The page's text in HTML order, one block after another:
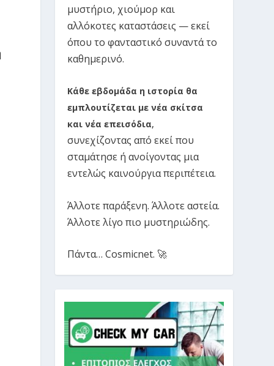
μυστήριο, χιούμορ και
αλλόκοτες καταστάσεις — εκεί
όπου το φανταστικό συναντά το
καθημερινό.
Κάθε εβδομάδα η ιστορία θα
εμπλουτίζεται με νέα σκίτσα
και νέα επεισόδια,
συνεχίζοντας από εκεί που
σταμάτησε ή ανοίγοντας μια
εντελώς καινούργια περιπέτεια.
Άλλοτε παράξενη. Άλλοτε αστεία.
Άλλοτε λίγο πιο μυστηριώδης.
Πάντα… Cosmicnet. 🚀